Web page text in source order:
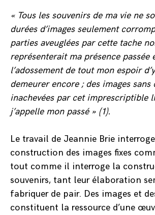
« Tous les souvenirs de ma vie ne
durées d’images seulement
parties aveuglées par cette tache
représenterait ma présence passée
l’adossement de tout mon espoir
demeurer encore ; des images sans
inachevées par cet imprescriptible
j’appelle mon passé » (1).
Le travail de Jeannie Brie
construction des images fixes
tout comme il interroge la
souvenirs, tant leur élaboration
fabriquer de pair. Des images et
constituent la ressource d’une